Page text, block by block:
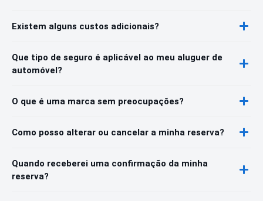
Existem alguns custos adicionais?
Que tipo de seguro é aplicável ao meu aluguer de
automóvel?
O que é uma marca sem preocupações?
Como posso alterar ou cancelar a minha reserva?
Quando receberei uma confirmação da minha
reserva?